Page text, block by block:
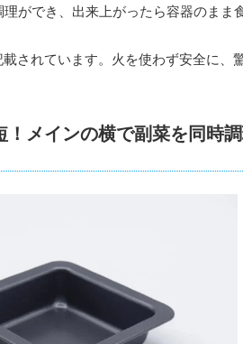
ができ、出来上がったら容器のまま
されています。火を使わず安全に、
！メインの横で副菜を同時